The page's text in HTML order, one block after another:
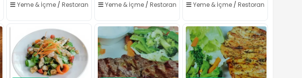
Yeme & İçme/ Restoran Yeme & İçme/ Restoran Yeme & İçme/ Restoran